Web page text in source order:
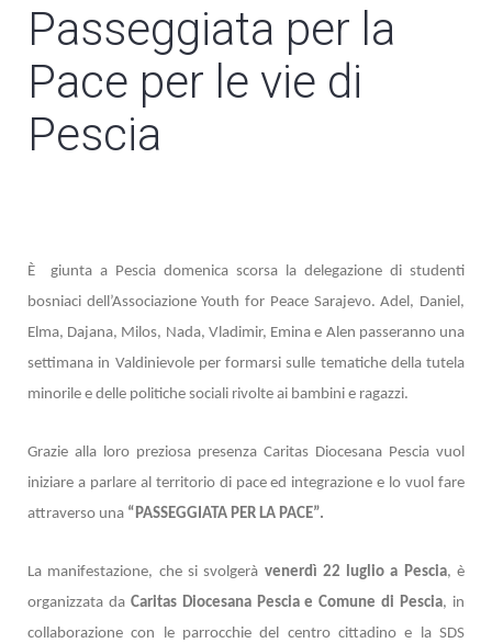
Passeggiata per la
Pace per le vie di
Pescia
È
giunta a Pescia domenica scorsa la delegazione di studenti
bosniaci dell’Associazione Youth for Peace Sarajevo. Adel, Daniel,
Elma, Dajana, Milos, Nada, Vladimir, Emina e Alen passeranno una
settimana in Valdinievole per formarsi sulle tematiche della tutela
minorile e delle politiche sociali rivolte ai bambini e ragazzi.
Grazie alla loro preziosa presenza Caritas Diocesana Pescia vuol
iniziare a parlare al territorio di pace ed integrazione e lo vuol fare
attraverso una “PASSEGGIATA PER LA PACE”.
La manifestazione, che si svolgerà venerdì 22 luglio a Pescia, è
organizzata da Caritas Diocesana Pescia e Comune di Pescia, in
collaborazione con le parrocchie del centro cittadino e la SDS